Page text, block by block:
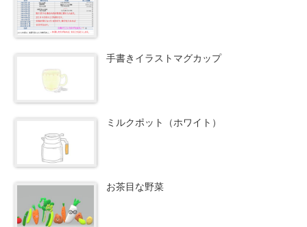
手書きイラストマグカップ
ミルクポット（ホワイト）
お茶目な野菜